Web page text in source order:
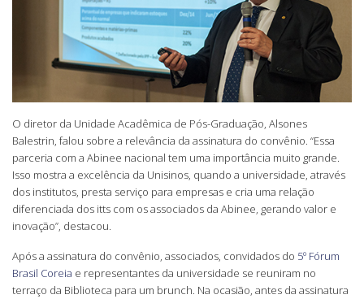
O diretor da Unidade Acadêmica de Pós-Graduação, Alsones
Balestrin, falou sobre a relevância da assinatura do convênio. “Essa
parceria com a Abinee nacional tem uma importância muito grande.
Isso mostra a excelência da Unisinos, quando a universidade, através
dos institutos, presta serviço para empresas e cria uma relação
diferenciada dos itts com os associados da Abinee, gerando valor e
inovação”, destacou.
Após a assinatura do convênio, associados, convidados do 5º Fórum
Brasil Coreia e representantes da universidade se reuniram no
terraço da Biblioteca para um brunch. Na ocasião, antes da assinatura